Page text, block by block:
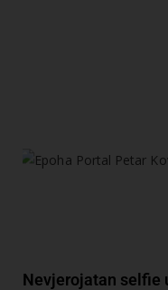
Nevjerojatan selfie